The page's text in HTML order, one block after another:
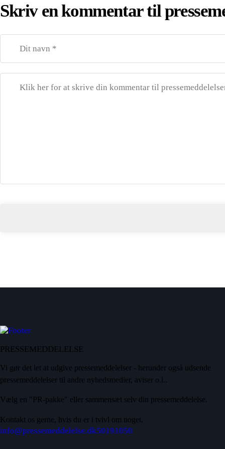
Skriv en kommentar til
PRESSEMEDDELELSE
Vi gør det let at udgive pressemeddelelser - herunder også udsende
pressemeddelelser til andre nyhedsmedier, aviser o.l..
Vælg en "PR-pakke" eller sammensæt selv din pressemeddelelse.
Kontakt os gerne, hvis du er i tvivl om noget.
info@pressemeddelelse.dk50191050